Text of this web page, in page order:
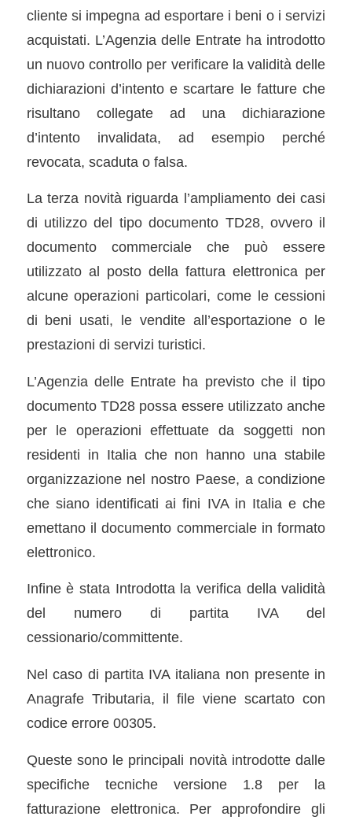
cliente si impegna ad esportare i beni o i servizi
acquistati. L’Agenzia delle Entrate ha introdotto
un nuovo controllo per verificare la validità delle
dichiarazioni d’intento e scartare le fatture che
risultano collegate ad una dichiarazione
d’intento invalidata, ad esempio perché
revocata, scaduta o falsa.
La terza novità riguarda l’ampliamento dei casi
di utilizzo del tipo documento TD28, ovvero il
documento commerciale che può essere
utilizzato al posto della fattura elettronica per
alcune operazioni particolari, come le cessioni
di beni usati, le vendite all’esportazione o le
prestazioni di servizi turistici.
L’Agenzia delle Entrate ha previsto che il tipo
documento TD28 possa essere utilizzato anche
per le operazioni effettuate da soggetti non
residenti in Italia che non hanno una stabile
organizzazione nel nostro Paese, a condizione
che siano identificati ai fini IVA in Italia e che
emettano il documento commerciale in formato
elettronico.
Infine è stata Introdotta la verifica della validità
del numero di partita IVA del
cessionario/committente.
Nel caso di partita IVA italiana non presente in
Anagrafe Tributaria, il file viene scartato con
codice errore 00305.
Queste sono le principali novità introdotte dalle
specifiche tecniche versione 1.8 per la
fatturazione elettronica. Per approfondire gli